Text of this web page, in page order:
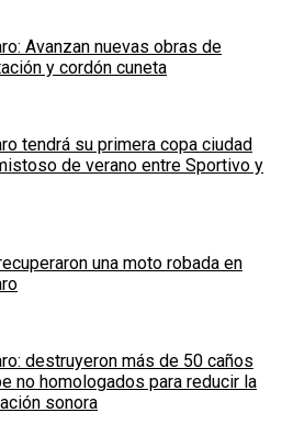
Avanzan nuevas obras de
y cordón cuneta
tendrá su primera copa ciudad
de verano entre Sportivo y
una moto robada en
destruyeron más de 50 caños
no homologados para reducir la
sonora